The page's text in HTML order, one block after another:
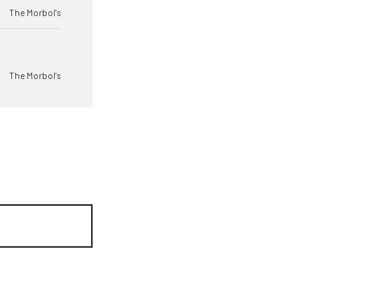
The Morbol's
The Morbol's